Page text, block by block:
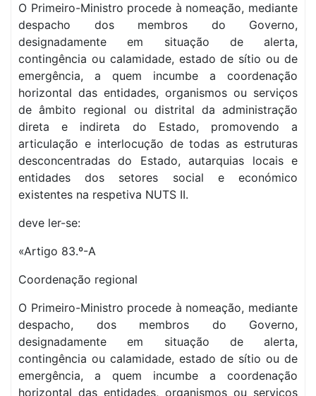
O Primeiro-Ministro procede à nomeação, mediante
despacho dos membros do Governo,
designadamente em situação de alerta,
contingência ou calamidade, estado de sítio ou de
emergência, a quem incumbe a coordenação
horizontal das entidades, organismos ou serviços
de âmbito regional ou distrital da administração
direta e indireta do Estado, promovendo a
articulação e interlocução de todas as estruturas
desconcentradas do Estado, autarquias locais e
entidades dos setores social e económico
existentes na respetiva NUTS II.
deve ler-se:
«Artigo 83.º-A
Coordenação regional
O Primeiro-Ministro procede à nomeação, mediante
despacho, dos membros do Governo,
designadamente em situação de alerta,
contingência ou calamidade, estado de sítio ou de
emergência, a quem incumbe a coordenação
horizontal das entidades, organismos ou serviços